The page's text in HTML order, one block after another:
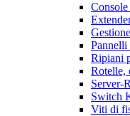
Pannelli
Ripiani
Rotelle,
Server-
Switch
Viti di